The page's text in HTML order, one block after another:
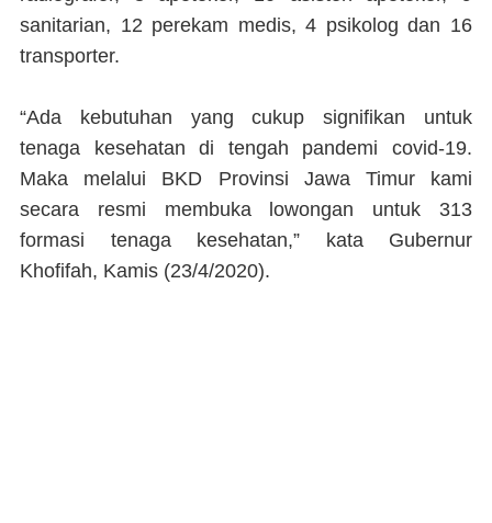
sanitarian, 12 perekam medis, 4 psikolog dan 16
transporter.
“Ada kebutuhan yang cukup signifikan untuk
tenaga kesehatan di tengah pandemi covid-19.
Maka melalui BKD Provinsi Jawa Timur kami
secara resmi membuka lowongan untuk 313
formasi tenaga kesehatan,” kata Gubernur
Khofifah, Kamis (23/4/2020).